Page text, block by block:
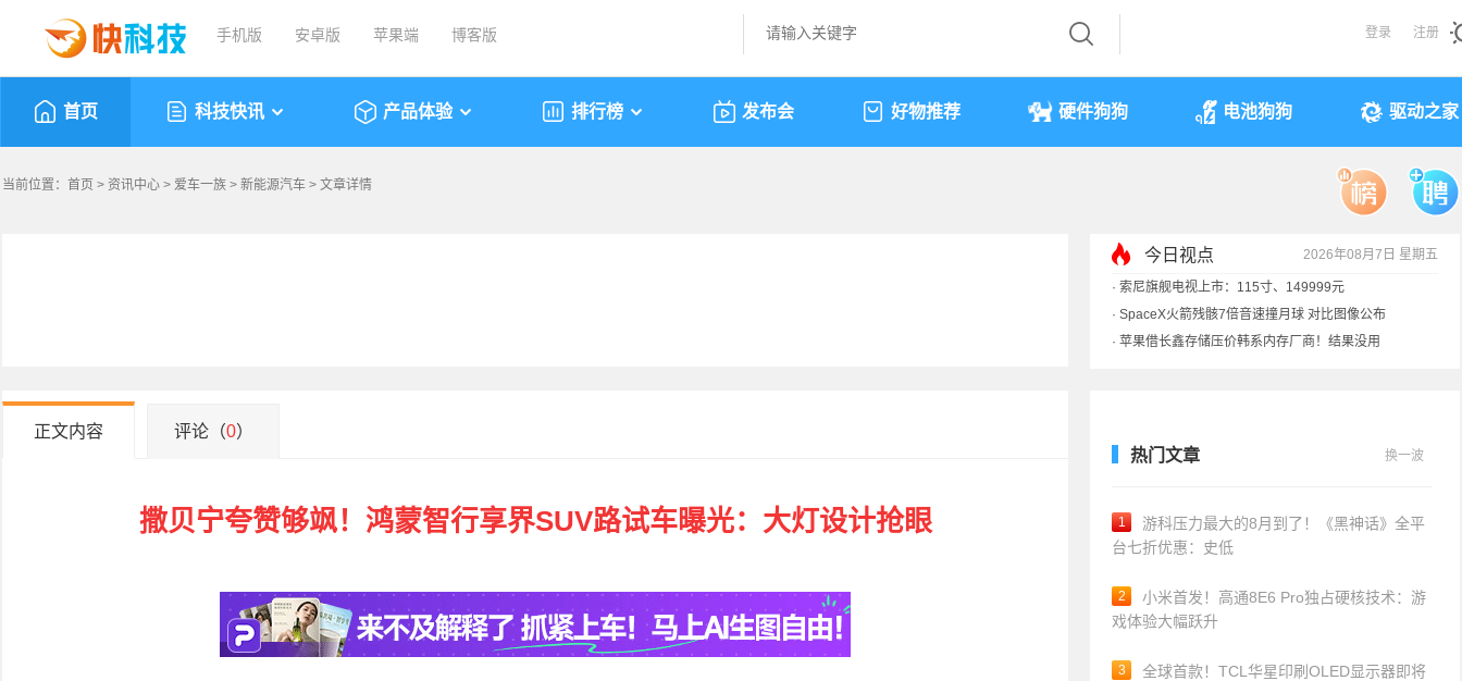
手机版 安卓版 苹果端 博客版 登录 注册
首页 科技快讯 产品体验 排行榜 发布会 好物推荐 硬件狗狗 电池狗狗 驱动之家
当前位置： 首页 > 资讯中心 > 爱车一族 > 新能源汽车 > 文章详情
今日视点 2026年08月7日 星期五
· 索尼旗舰电视上市：115寸、149999元
· SpaceX火箭残骸7倍音速撞月球 对比图像公布
· 苹果借长鑫存储压价韩系内存厂商！结果没用
正文内容 评论（0）
撒贝宁夸赞够飒！鸿蒙智行享界SUV路试车曝光：大灯设计抢眼
热门文章 换一波
1
游科压力最大的8月到了！《黑神话》全平
台七折优惠：史低
2
小米首发！高通8E6 Pro独占硬核技术：游
戏体验大幅跃升
3
全球首款！TCL华星印刷OLED显示器即将